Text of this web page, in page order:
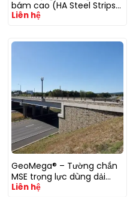
bám cao (HA Steel Strips)
– cốt thép mạ kẽm
Liên hệ
GeoMega® – Tường chắn
MSE trọng lực dùng dải
GeoStrap® (môi trường
Liên hệ